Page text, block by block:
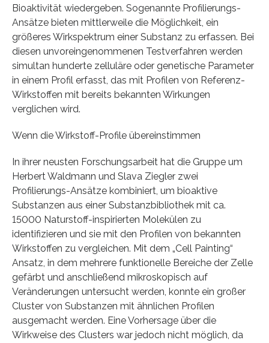
Bioaktivität wiedergeben. Sogenannte Profilierungs-
Ansätze bieten mittlerweile die Möglichkeit, ein
größeres Wirkspektrum einer Substanz zu erfassen. Bei
diesen unvoreingenommenen Testverfahren werden
simultan hunderte zelluläre oder genetische Parameter
in einem Profil erfasst, das mit Profilen von Referenz-
Wirkstoffen mit bereits bekannten Wirkungen
verglichen wird.
Wenn die Wirkstoff-Profile übereinstimmen
In ihrer neusten Forschungsarbeit hat die Gruppe um
Herbert Waldmann und Slava Ziegler zwei
Profilierungs-Ansätze kombiniert, um bioaktive
Substanzen aus einer Substanzbibliothek mit ca.
15000 Naturstoff-inspirierten Molekülen zu
identifizieren und sie mit den Profilen von bekannten
Wirkstoffen zu vergleichen. Mit dem „Cell Painting“
Ansatz, in dem mehrere funktionelle Bereiche der Zelle
gefärbt und anschließend mikroskopisch auf
Veränderungen untersucht werden, konnte ein großer
Cluster von Substanzen mit ähnlichen Profilen
ausgemacht werden. Eine Vorhersage über die
Wirkweise des Clusters war jedoch nicht möglich, da